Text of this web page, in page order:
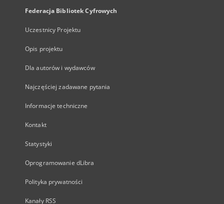
Federacja Bibliotek Cyfrowych
Uczestnicy Projektu
Opis projektu
Dla autorów i wydawców
Najczęściej zadawane pytania
Informacje techniczne
Kontakt
Statystyki
Oprogramowanie dLibra
Polityka prywatności
Kanały RSS